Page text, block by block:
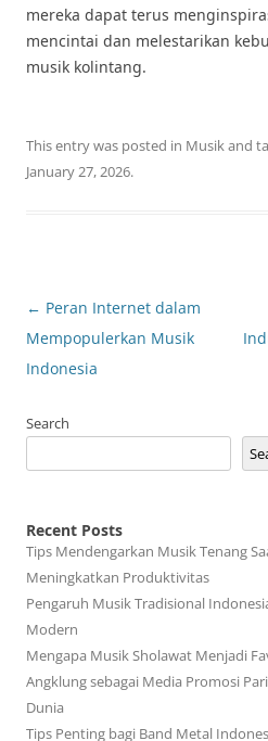
mereka dapat terus
mencintai dan melestarikan
musik kolintang.
This entry was posted in Musikand
January 27, 2026.
Post
navigation
← Peran Internet dalam
Mempopulerkan Musik
Indonesia
Search
Recent Posts
Tips Mendengarkan Musik Tenang
Meningkatkan Produktivitas
Pengaruh Musik Tradisional
Modern
Mengapa Musik Sholawat Menjadi
Angklung sebagai Media Promosi
Dunia
Tips Penting bagi Band Metal